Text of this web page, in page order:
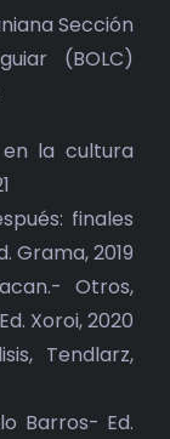
SEMINARIOS
RED EOL
Sección
(BOLC)
la cultura
finales
Grama, 2019
Otros,
Xoroi, 2020
Tendlarz,
Barros- Ed.